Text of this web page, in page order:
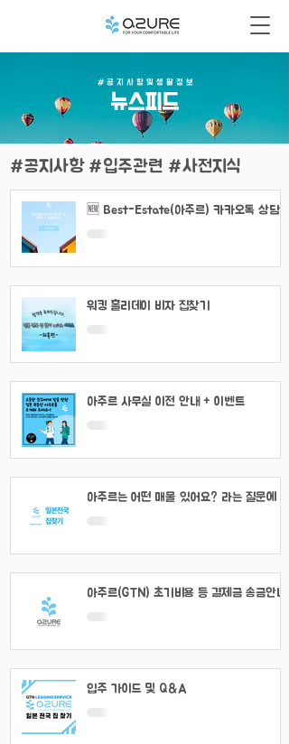
# 공 지 사 항 및 생 활 정 보
​뉴스피드
#공지사항 #입주관련 #사전지식
🆕 Best-Estate(아주르) 카카오톡 상담
워킹 홀리데이 비자 집찾기
아주르 사무실 이전 안내 + 이벤트
아주르는 어떤 매물 있어요? 라는 질문에 대
아주르(GTN) 초기비용 등 결제금 송금안내
입주 가이드 및 Q&A